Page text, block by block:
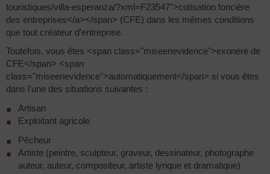
touristiques/villa-esperanza/?xml=F23547">cotisation foncière
des entreprises</a></span> (CFE) dans les mêmes conditions
que tout créateur d'entreprise.
Toutefois, vous êtes <span class="miseenevidence">exonéré de
CFE</span> <span
class="miseenevidence">automatiquement</span> si vous êtes
dans l'une des situations suivantes :
Artisan
Exploitant agricole
Pêcheur
Artiste (peintre, sculpteur, graveur, dessinateur, photographe
auteur, auteur, compositeur, artiste lyrique et dramatique)